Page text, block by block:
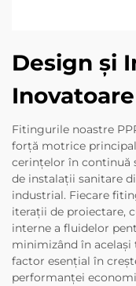
Design și
Inovatoare
Fitingurile noastre
forță motrice
cerințelor în continuă
de instalații sanitare
industrial. Fiecare
iterații de proiectare,
interne a fluidelor
minimizând în
factor esențial în
performanței